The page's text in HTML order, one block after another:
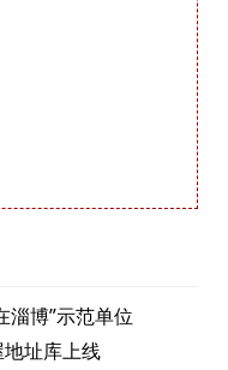
淄博”示范单位
地址库上线